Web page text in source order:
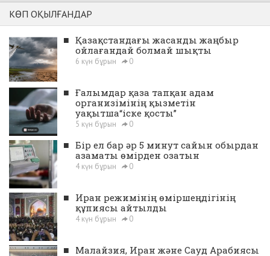
КӨП ОҚЫЛҒАНДАР
■ Қазақстандағы жасанды жаңбыр
ойлағандай болмай шықты
6 күн бұрын 0
■ Ғалымдар қаза тапқан адам
организімінің қызметін
уақытша“іске қосты”
5 күн бұрын 0
■ Бір ел бар әр 5 минут сайын обырдан
азаматы өмірден озатын
4 күн бұрын 0
■ Иран режимінің өміршеңдігінің
құпиясы айтылды
4 күн бұрын 0
■ Малайзия, Иран және Сауд Арабиясы